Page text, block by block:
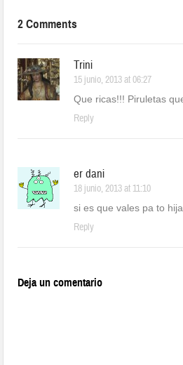
2 Comments
Trini
15 junio, 2013 at 06:27
Que ricas!!! Piruletas
Reply
er dani
18 junio, 2013 at 11:10
si es que vales pa to hija
Reply
Deja un comentario